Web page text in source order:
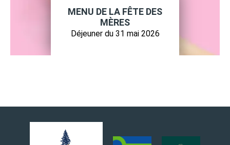
MENU DE LA FÊTE DES
MÈRES
Déjeuner du 31 mai 2026